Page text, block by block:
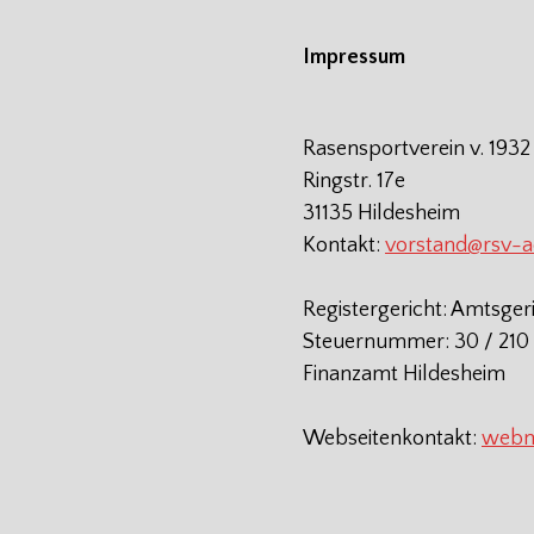
Impressum
Rasensportverein v.
Ringstr. 17e
31135 Hildesheim
Kontakt: vorstand@rsv-
Registergericht:
Steuernummer: 30 /
Finanzamt Hildesheim
Webseitenkontakt: